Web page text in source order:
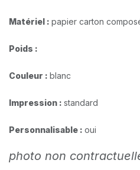
Matériel : papier carton
Poids :
Couleur : blanc
Impression : standard​
Personnalisable : oui
photo non